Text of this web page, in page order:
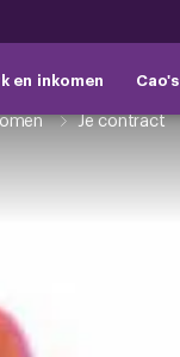
en inkomen Cao's
Je contract